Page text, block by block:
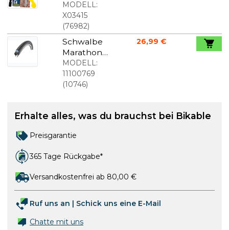
-
Reparaturs
et M-0 Klein
MODELL:
X03415
(76982)
Schwalbe
Marathon
Plus "New
Flatless"
700x35c
MODELL:
11100769
(10746)
26,99 €
Erhalte alles, was du brauchst bei Bikable
Preisgarantie
365 Tage Rückgabe*
Versandkostenfrei ab 80,00 €
Ruf uns an
Schick uns eine E-Mail
Chatte mit uns